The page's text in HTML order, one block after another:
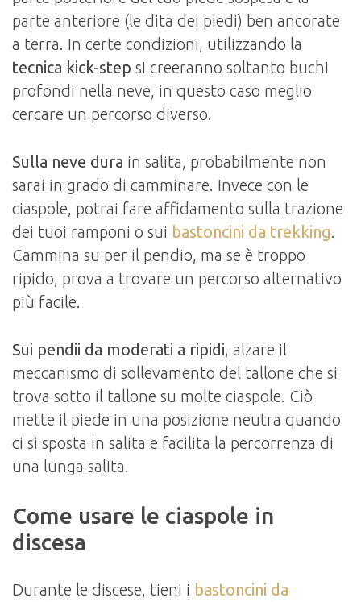
parte anteriore (le dita dei piedi) ben ancorate
a terra. In certe condizioni, utilizzando la
tecnica kick-step si creeranno soltanto buchi
profondi nella neve, in questo caso meglio
cercare un percorso diverso.
Sulla neve dura in salita, probabilmente non
sarai in grado di camminare. Invece con le
ciaspole, potrai fare affidamento sulla trazione
dei tuoi ramponi o sui bastoncini da trekking.
Cammina su per il pendio, ma se è troppo
ripido, prova a trovare un percorso alternativo
più facile.
Sui pendii da moderati a ripidi, alzare il
meccanismo di sollevamento del tallone che si
trova sotto il tallone su molte ciaspole. Ciò
mette il piede in una posizione neutra quando
ci si sposta in salita e facilita la percorrenza di
una lunga salita.
Come usare le ciaspole in
discesa
Durante le discese, tieni i bastoncini da